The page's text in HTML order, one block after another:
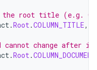
is the root title (e.g.
.Root.COLUMN_TITLE,
cannot change after
.Root.